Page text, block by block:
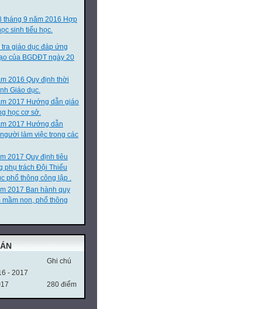
tháng 9 năm 2016 Hợp
sinh tiểu học.
giáo dục đáp ứng
của BGDĐT ngày 20
2016 Quy định thời
Giáo dục.
2017 Hướng dẫn giáo
học cơ sở.
2017 Hướng dẫn
làm việc trong các
2017 Quy định tiêu
phụ trách Đội Thiếu
phổ thông công lập .
2017 Ban hành quy
non, phổ thông
Ghi chú
- 2017
280 điểm